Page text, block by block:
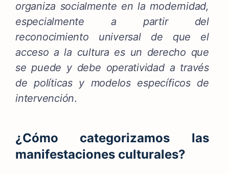
organiza socialmente en la modernidad,
especialmente a partir del
reconocimiento universal de que el
acceso a la cultura es un derecho que
se puede y debe operatividad a través
de políticas y modelos específicos de
intervención.
¿Cómo categorizamos las
manifestaciones culturales?